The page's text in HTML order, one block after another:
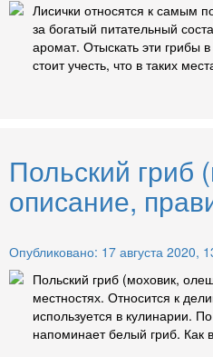
Лисички относятся к самым
за богатый питательный
аромат. Отыскать эти грибы
стоит учесть, что в таких
Польский гриб
описание,
Опубликовано: 17 августа 2020,
Польский гриб (моховик,
местностях. Относится к
используется в кулинарии.
напоминает белый гриб. Как